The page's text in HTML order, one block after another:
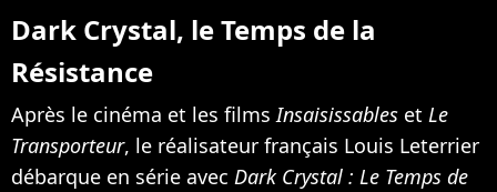
Dark Crystal, le Temps de la
Résistance
Après le cinéma et les filmsInsaisissables et Le
Transporteur, le réalisateur français Louis Leterrier
débarque en série avec Dark Crystal : Le Temps de